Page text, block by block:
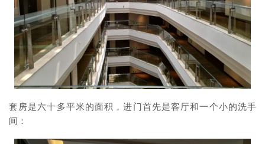
套房是六十多平米的面积，进门首先是客厅和一个小的洗手
间：